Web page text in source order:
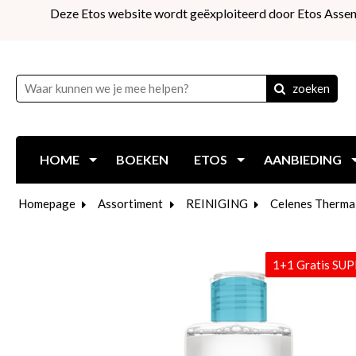
Deze Etos website wordt geëxploiteerd door Etos
zoeken
HOME BOEKEN ETOS AANBIEDING
Homepage Assortiment REINIGING Celenes
1+1 Gratis